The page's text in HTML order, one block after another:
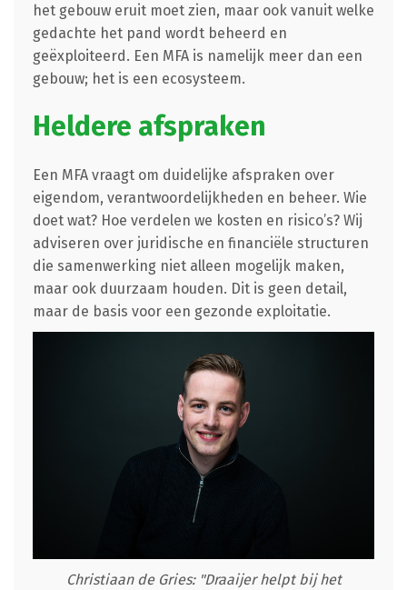
het gebouw eruit moet zien, maar ook vanuit welke
gedachte het pand wordt beheerd en
geëxploiteerd. Een MFA is namelijk meer dan een
gebouw; het is een ecosysteem.
Heldere afspraken
Een MFA vraagt om duidelijke afspraken over
eigendom, verantwoordelijkheden en beheer. Wie
doet wat? Hoe verdelen we kosten en risico’s? Wij
adviseren over juridische en financiële structuren
die samenwerking niet alleen mogelijk maken,
maar ook duurzaam houden. Dit is geen detail,
maar de basis voor een gezonde exploitatie.
Christiaan de Gries: "Draaijer helpt bij het